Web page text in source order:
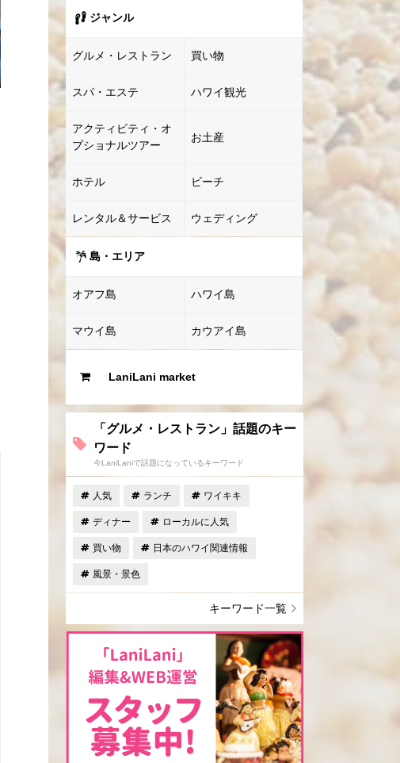
ジャンル
グルメ・レストラン 買い物
スパ・エステ ハワイ観光
アクティビティ・オ
プショナルツアー
お土産
ホテル ビーチ
レンタル＆サービス ウェディング
島・エリア
オアフ島 ハワイ島
マウイ島 カウアイ島
LaniLani market
「グルメ・レストラン」話題のキー
ワード
今LaniLaniで話題になっているキーワード
人気 ランチ ワイキキ
ディナー ローカルに人気
買い物 日本のハワイ関連情報
風景・景色
キーワード一覧